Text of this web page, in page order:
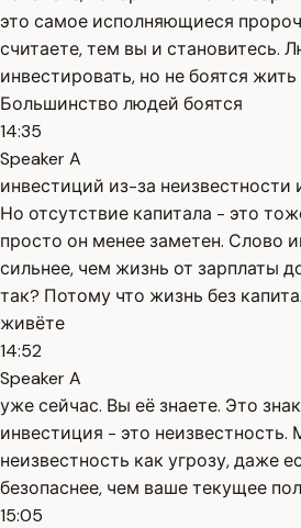
это самое исполняющиеся
считаете, тем вы и становитесь.
инвестировать, но не боятся жить
Большинство людей боятся
14:35
Speaker A
инвестиций из-за
Но отсутствие капитала - это
просто он менее заметен. Слово
сильнее, чем жизнь от зарплаты
так? Потому что жизнь без
живёте
14:52
Speaker A
уже сейчас. Вы её знаете. Это
инвестиция - это неизвестность.
неизвестность как угрозу, даже
безопаснее, чем ваше текущее
15:05